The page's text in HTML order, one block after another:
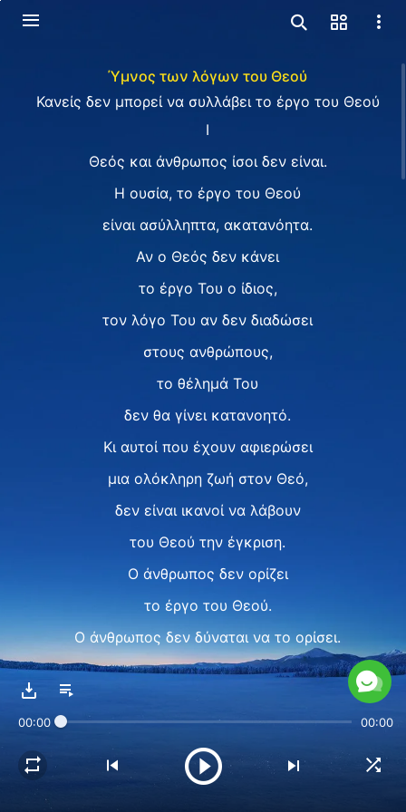
Ύμνος των λόγων του Θεού
Κανείς δεν μπορεί να συλλάβει το έργο του Θεού
I
Θεός και άνθρωπος ίσοι δεν είναι.
Η ουσία, το έργο του Θεού
είναι ασύλληπτα, ακατανόητα.
Αν ο Θεός δεν κάνει
το έργο Του ο ίδιος,
τον λόγο Του αν δεν διαδώσει
στους ανθρώπους,
το θέλημά Του
δεν θα γίνει κατανοητό.
Κι αυτοί που έχουν αφιερώσει
μια ολόκληρη ζωή στον Θεό,
δεν είναι ικανοί να λάβουν
του Θεού την έγκριση.
Ο άνθρωπος δεν ορίζει
το έργο του Θεού.
Ο άνθρωπος δεν δύναται να το ορίσει.
Στα μάτια του Θεού
το έργο του Θεού
00:00 00:00